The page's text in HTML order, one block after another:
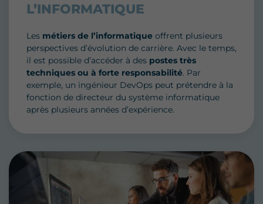
L’INFORMATIQUE
Les métiers de l’informatique offrent plusieurs
perspectives d’évolution de carrière. Avec le temps,
il est possible d’accéder à des postes très
techniques ou à forte responsabilité. Par
exemple, un ingénieur DevOps peut prétendre à la
fonction de directeur du système informatique
après plusieurs années d’expérience.